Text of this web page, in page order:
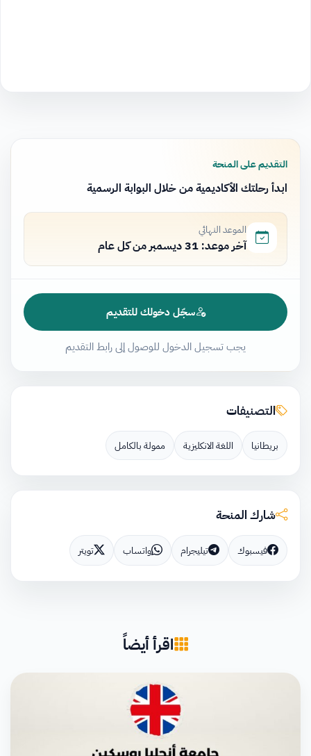
التقديم على المنحة
ابدأ رحلتك الأكاديمية من خلال البوابة الرسمية
الموعد النهائي
آخر موعد: 31 ديسمبر من كل عام
سجّل دخولك للتقديم
يجب تسجيل الدخول للوصول إلى رابط التقديم
التصنيفات
بريطانيا اللغة الانكليزية ممولة بالكامل
شارك المنحة
فيسبوك تيليجرام واتساب تويتر
اقرأ أيضاً